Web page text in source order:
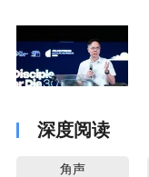
深度阅读
角声